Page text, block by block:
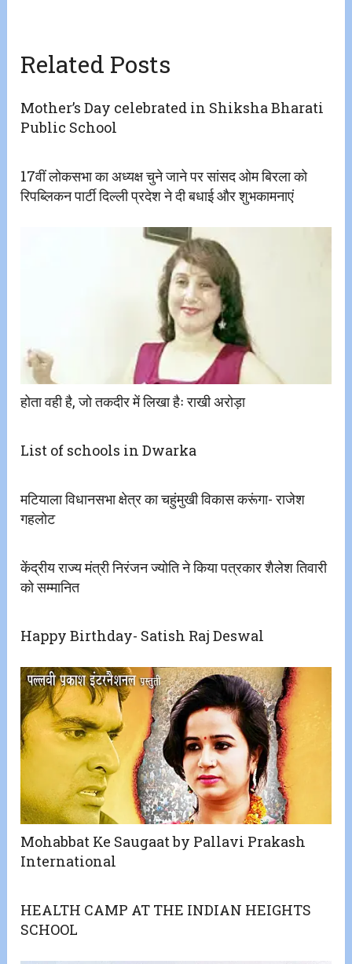
Related Posts
Mother’s Day celebrated in Shiksha Bharati
Public School
17वीं लोकसभा का अध्यक्ष चुने जाने पर सांसद ओम बिरला को
रिपब्लिकन पार्टी दिल्ली प्रदेश ने दी बधाई और शुभकामनाएं
होता वही है, जो तकदीर में लिखा हैः राखी अरोड़ा
List of schools in Dwarka
मटियाला विधानसभा क्षेत्र का चहुंमुखी विकास करूंगा- राजेश
गहलोट
केंद्रीय राज्य मंत्री निरंजन ज्योति ने किया पत्रकार शैलेश तिवारी
को सम्मानित
Happy Birthday- Satish Raj Deswal
Mohabbat Ke Saugaat by Pallavi Prakash
International
HEALTH CAMP AT THE INDIAN HEIGHTS
SCHOOL